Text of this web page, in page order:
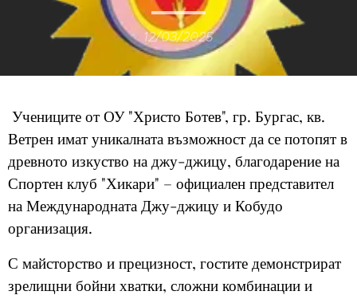
12/03/2025
Учениците от ОУ "Христо Ботев", гр. Бургас, кв.
Ветрен имат уникалната възможност да се потопят в
древното изкуство на джу-джицу, благодарение на
Спортен клуб "Хикари" – официален представител
на Международната Джу-джицу и Кобудо
организация.
С майсторство и прецизност, гостите демонстрират
зрелищни бойни хватки, сложни комбинации и